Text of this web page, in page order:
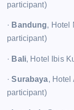
participant)
· Bandung, Hotel
participant)
· Bali, Hotel Ibis
·Surabaya, Hotel
participant)